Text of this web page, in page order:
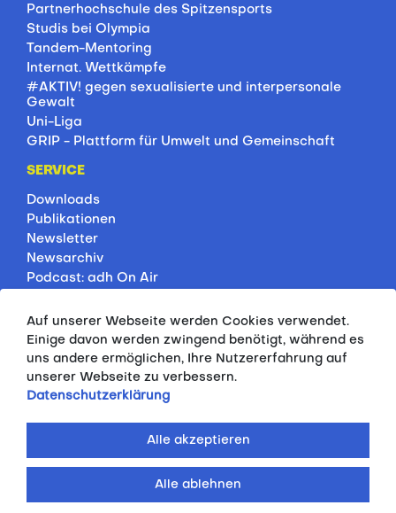
Partnerhochschule des Spitzensports
Studis bei Olympia
Tandem-Mentoring
Internat. Wettkämpfe
#AKTIV! gegen sexualisierte und interpersonale
Gewalt
Uni-Liga
GRIP - Plattform für Umwelt und Gemeinschaft
SERVICE
Downloads
Publikationen
Newsletter
Newsarchiv
Podcast: adh On Air
Rankings
Servicepartner
HSP-Onlinekurse
PRESSE
Auf unserer Webseite werden Cookies verwendet.
Einige davon werden zwingend benötigt, während es
uns andere ermöglichen, Ihre Nutzererfahrung auf
unserer Webseite zu verbessern.
Datenschutzerklärung
Alle ablehnen
Alle akzeptieren